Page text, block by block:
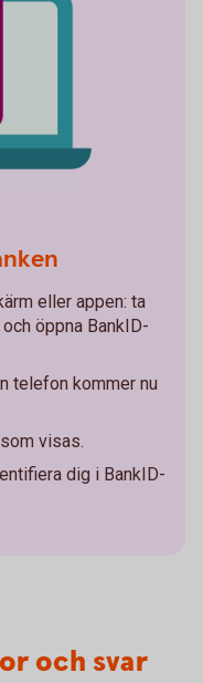
eller appen: ta
öppna BankID-
telefon kommer nu
visas.
dig i BankID-
och svar